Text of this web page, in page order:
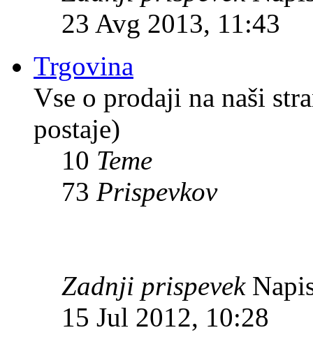
23 Avg 2013, 11:43
Trgovina
Vse o prodaji na naši
postaje)
10 Teme
73 Prispevkov
Zadnji prispevek
15 Jul 2012, 10:28